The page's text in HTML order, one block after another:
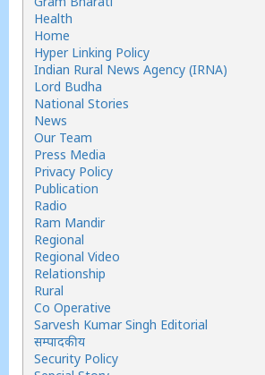
Health
Home
Hyper Linking Policy
Indian Rural News Agency (IRNA)
Lord Budha
National Stories
News
Our Team
Press Media
Privacy Policy
Publication
Radio
Ram Mandir
Regional
Regional Video
Relationship
Rural
Co Operative
Sarvesh Kumar Singh Editorial
सम्पादकीय
Security Policy